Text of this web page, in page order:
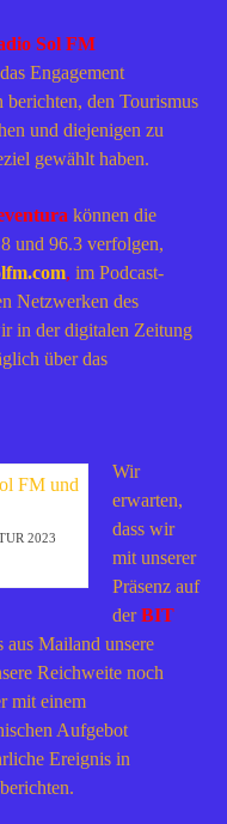
Sol FM
Engagement
berichten, den Tourismus
und diejenigen zu
gewählt haben.
können die
und 96.3 verfolgen,
, im Podcast-
Netzwerken des
in der digitalen Zeitung
über das
2023
Wir
erwarten,
dass wir
mit unserer
Präsenz auf
derBIT
aus Mailand unsere
Reichweite noch
mit einem
Aufgebot
Ereignis in